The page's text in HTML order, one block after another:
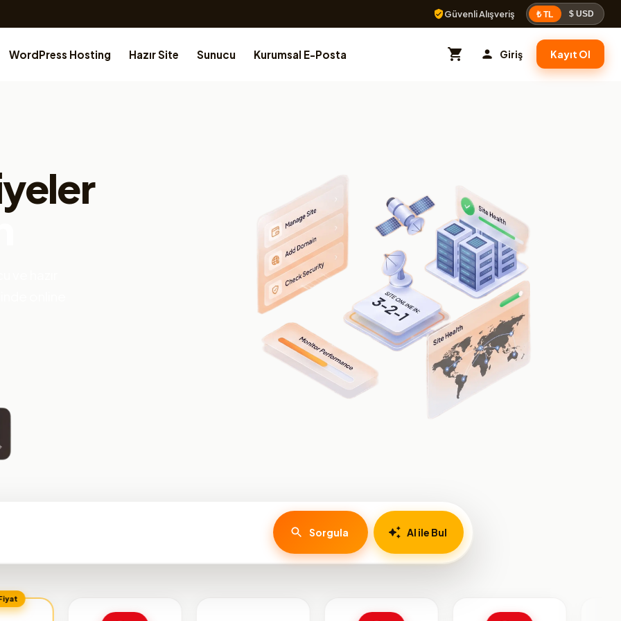
Güvenli Alışveriş ₺ TL $ USD
WordPress Hosting Hazır Site Sunucu Kurumsal E-Posta Giriş Kayıt Ol
Sorgula AI ile Bul